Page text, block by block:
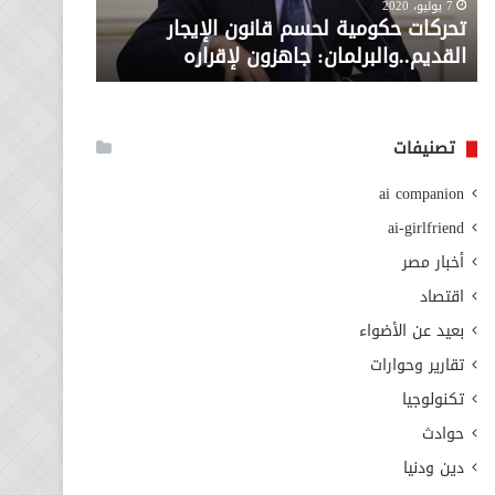
لإقراره
7 يوليو، 2020
تحركات حكومية لحسم قانون الإيجار
القديم..والبرلمان: جاهزون لإقراره
من
وزارة
الاجتماعي
تصنيفات
ai companion
ai-girlfriend
أخبار مصر
اقتصاد
بعيد عن الأضواء
تقارير وحوارات
تكنولوجيا
حوادث
دين ودنيا